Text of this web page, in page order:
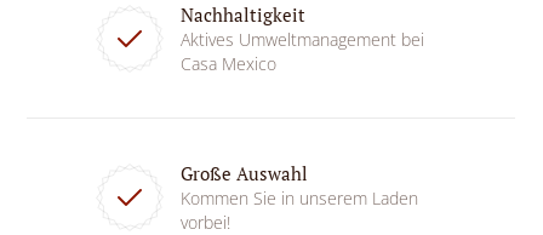
Nachhaltigkeit
Aktives Umweltmanagement bei
Casa Mexico
Große Auswahl
Kommen Sie in unserem Laden
vorbei!